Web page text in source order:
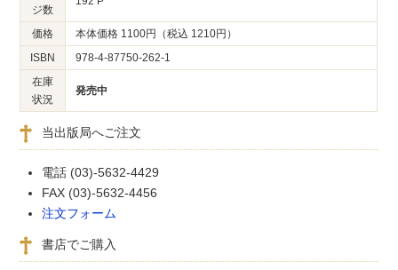
ジ数
価格
本体価格 1100円（税込 1210円）
ISBN
978-4-87750-262-1
在庫
状況
発売中
当出版局へご注文
電話 (03)-5632-4429
FAX (03)-5632-4456
注文フォーム
書店でご購入